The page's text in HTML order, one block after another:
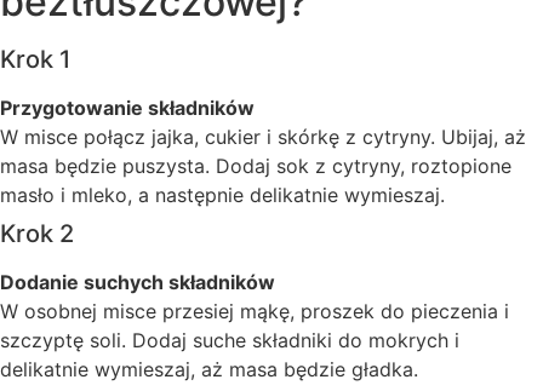
Krok 1
Przygotowanie składników
W misce połącz jajka, cukier i skórkę z cytryny. Ubijaj, aż
masa będzie puszysta. Dodaj sok z cytryny, roztopione
masło i mleko, a następnie delikatnie wymieszaj.
Krok 2
Dodanie suchych składników
W osobnej misce przesiej mąkę, proszek do pieczenia i
szczyptę soli. Dodaj suche składniki do mokrych i
delikatnie wymieszaj, aż masa będzie gładka.